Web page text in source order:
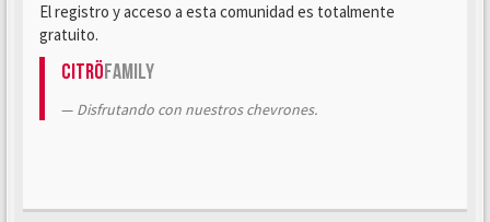
El registro y acceso a esta comunidad es totalmente
gratuito.
CitröFamily
Disfrutando con nuestros chevrones.